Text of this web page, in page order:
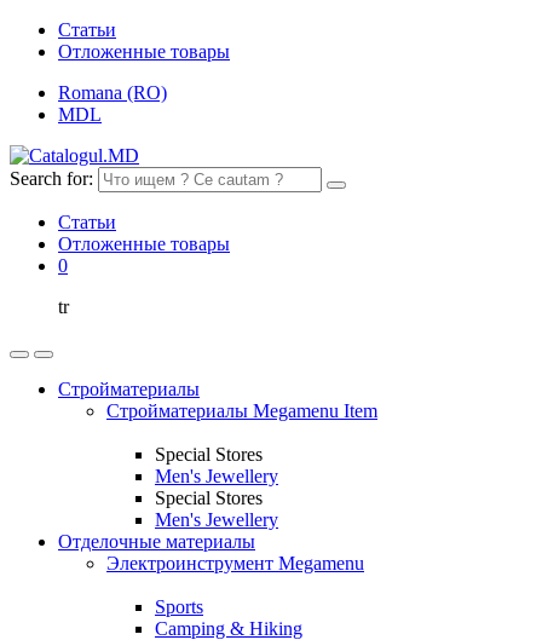
Статьи
Отложенные товары
Romana (RO)
MDL
Search for:
Статьи
Отложенные товары
0
tr
Стройматериалы
Стройматериалы Megamenu Item
Special Stores
Men's Jewellery
Special Stores
Men's Jewellery
Отделочные материалы
Электроинструмент Megamenu
Sports
Camping & Hiking